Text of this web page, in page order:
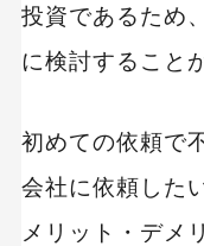
投資であるため
に検討すること
初めての依頼で
会社に依頼した
メリット・デメ